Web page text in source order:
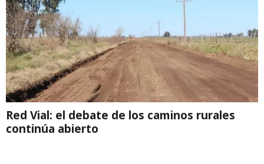
Red Vial: el debate de los caminos rurales
continúa abierto